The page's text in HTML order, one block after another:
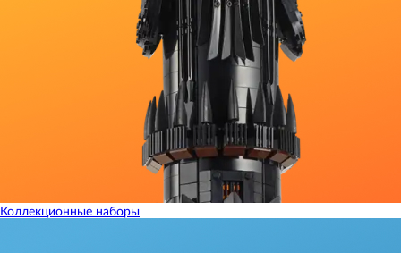
Коллекционные наборы